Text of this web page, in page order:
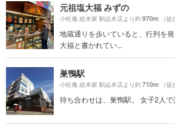
元祖塩大福 みずの
小松庵 総本家 駒込本店より約970m （徒
地蔵通りを歩いていると、行列を
大福と書かれてい...
巣鴨駅
小松庵 総本家 駒込本店より約710m （徒
待ち合わせは、巣鴨駅。 女子2人で